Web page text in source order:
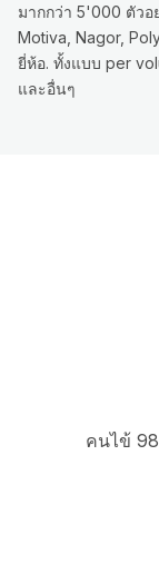
มากกว่า 5'000 ตัวอ
Motiva, Nagor,
ยี่ห้อ. ทั้งแบบ per
และอื่นๆ
คนไข้